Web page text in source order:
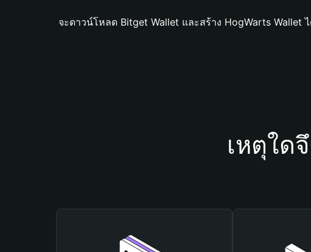
จะดาวน์โหลด Bitget Wallet และสร้าง HogWarts Wallet ไ
เหตุใด